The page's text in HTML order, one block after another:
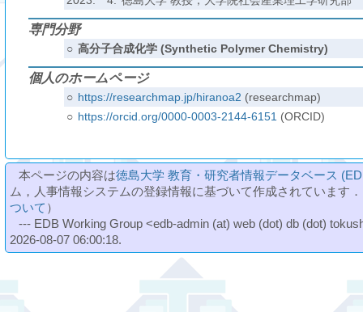
専門分野
○ 高分子合成化学 (Synthetic Polymer Chemistry)
個人のホームページ
○ https://researchmap.jp/hiranoa2 (researchmap)
○ https://orcid.org/0000-0003-2144-6151 (ORCID)
本ページの内容は徳島大学 教育・研究者情報データベース
ム，人事情報システムの登録情報に基づいて作成されています
ついて ）
--- EDB Working Group <edb-admin (at) web (dot) db (dot)
2026-08-07 06:00:18.